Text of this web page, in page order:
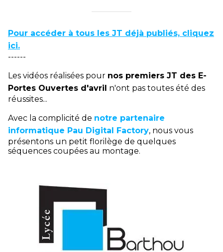
Pour accéder à tous les JT déjà publiés, cliquez
ici.
------
Les vidéos réalisées pour nos premiers JT des E-
Portes Ouvertes d'avril n'ont pas toutes été des
réussites...
Avec la complicité de notre partenaire
informatique Pau Digital Factory, nous vous
présentons un petit florilège de quelques
séquences coupées au montage.